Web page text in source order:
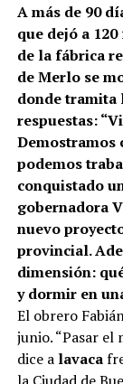
A más de 90
que dejó a
de la fábrica
de Merlo se
donde tramita
respuestas:
Demostramos
podemos
conquistado
gobernadora
nuevo
provincial.
dimensión:
y dormir en
El obrero
junio. “Pasar el
dice a lavaca